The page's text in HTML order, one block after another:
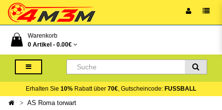
Warenkorb
0 Artikel - 0.00€
Erhalten Sie 10% Rabatt über 70€, Gutscheincode: FUSSBALL
AS Roma torwart